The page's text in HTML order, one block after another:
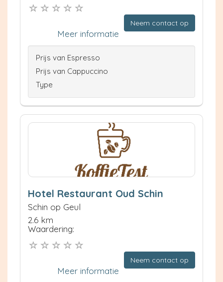
Neem contact op
Meer informatie
Prijs van Espresso
Prijs van Cappuccino
Type
Hotel Restaurant Oud Schin
Schin op Geul
2.6 km
Waardering:
Neem contact op
Meer informatie